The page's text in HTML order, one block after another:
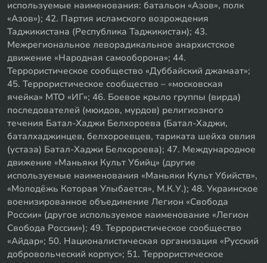
используемые наименования: батальон «Азов», полк
«Азов»); 42. Партия исламского возрождения
Таджикистана (Республика Таджикистан); 43.
Межрегиональное леворадикальное анархистское
движение «Народная самооборона»; 44.
Террористическое сообщество «Дуббайский джамаат»;
45. Террористическое сообщество – «московская
ячейка» МТО «ИГ»; 46. Боевое крыло группы (вирда)
последователей (мюидов, мурдов) религиозного
течения Батал-Хаджи Белхороева (Батал-Хаджи,
баталхаджинцев, белхороевцев, тариката шейха овлия
(устаза) Батал-Хаджи Белхороева); 47. Международное
движение «Маньяки Культ Убийц» (другие
используемые наименования «Маньяки Культ Убийств»,
«Молодёжь Которая Улыбается», М.К.У.); 48. Украинское
военизированное объединение Легион «Свобода
России» (другое используемое наименование «Легион
Свобода России»); 49. Террористическое сообщество
«Айдар»; 50. Националистическая организация «Русский
добровольческий корпус»; 51. Террористическое